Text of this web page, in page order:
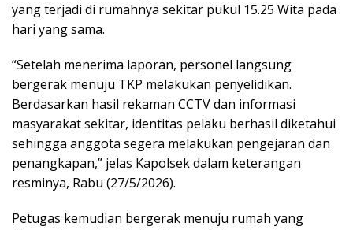
yang terjadi di rumahnya sekitar pukul 15.25 Wita pada
hari yang sama.
“Setelah menerima laporan, personel langsung
bergerak menuju TKP melakukan penyelidikan.
Berdasarkan hasil rekaman CCTV dan informasi
masyarakat sekitar, identitas pelaku berhasil diketahui
sehingga anggota segera melakukan pengejaran dan
penangkapan,” jelas Kapolsek dalam keterangan
resminya, Rabu (27/5/2026).
Petugas kemudian bergerak menuju rumah yang